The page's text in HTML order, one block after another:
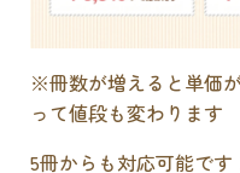
※冊数が増えると単価
って値段も変わります
5冊からも対応可能で